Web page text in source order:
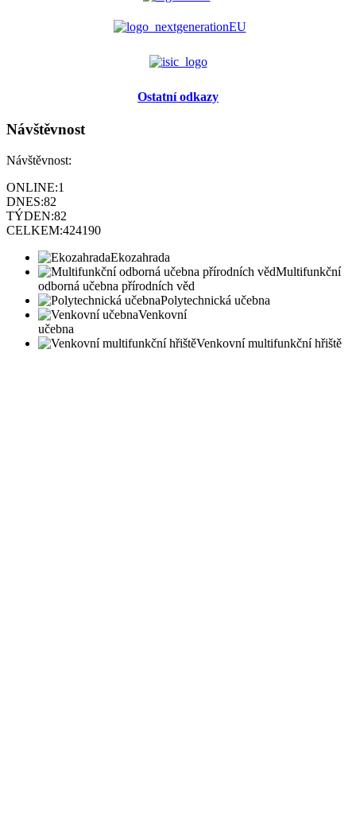
Ostatní odkazy
Návštěvnost
Návštěvnost:
ONLINE:1
DNES:82
TÝDEN:82
CELKEM:424190
Ekozahrada
Multifunkční
odborná učebna přírodních věd
Polytechnická učebna
Venkovní
učebna
Venkovní multifunkční hřiště